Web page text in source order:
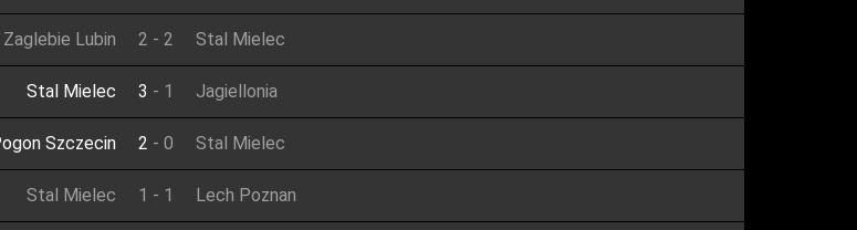
Zaglebie Lubin 2 - 2 Stal Mielec
Stal Mielec 3 - 1 Jagiellonia
Szczecin 2 - 0 Stal Mielec
Stal Mielec 1 - 1 Lech Poznan